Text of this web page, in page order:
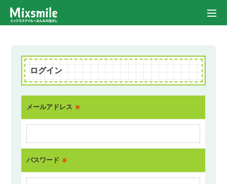
ログイン
メールアドレス ※
パスワード ※